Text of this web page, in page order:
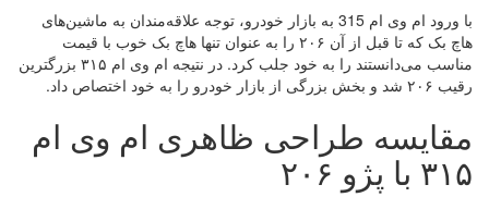
با ورود ام وی ام 315 به بازار خودرو، توجه علاقه‌مندان به ماشین‌های
هاچ بک که تا قبل از آن ۲۰۶ را به عنوان تنها هاچ ‌بک خوب با قیمت
مناسب می‌دانستند را به خود جلب کرد. در نتیجه ام وی ام ۳۱۵ بزرگترین
رقیب ۲۰۶ شد و بخش بزرگی از بازار خودرو را به خود اختصاص داد.
مقایسه طراحی ظاهری ام وی ام
۳۱۵ با پژو ۲۰۶